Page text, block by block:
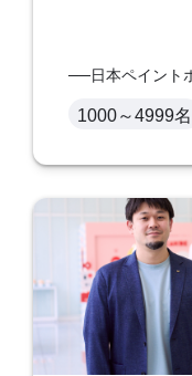
日本ペイント
1000～4999名